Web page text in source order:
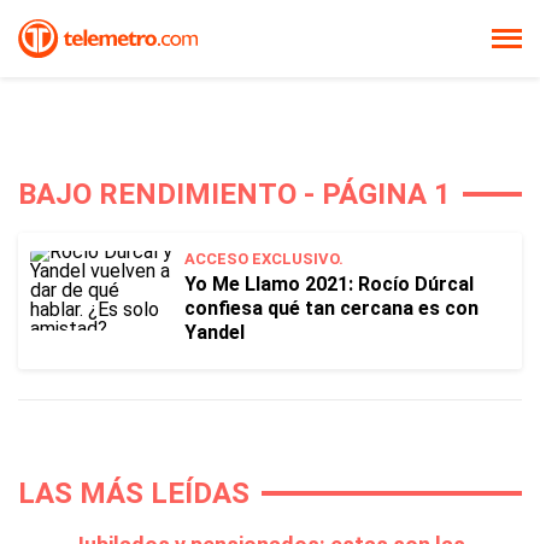
BAJO RENDIMIENTO - PÁGINA 1
ACCESO EXCLUSIVO.
Yo Me Llamo 2021: Rocío Dúrcal
confiesa qué tan cercana es con
Yandel
LAS MÁS LEÍDAS